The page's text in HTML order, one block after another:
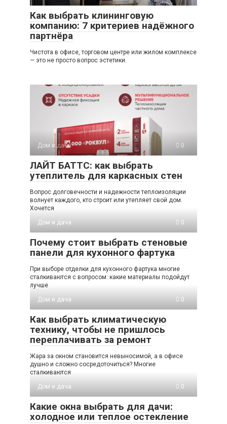
Как выбрать клининговую
компанию: 7 критериев надёжного
партнёра
Чистота в офисе, торговом центре или жилом комплексе
— это не просто вопрос эстетики.
Дом и дача 0
ЛАЙТ БАТТС: как выбрать
утеплитель для каркасных стен
Вопрос долговечности и надежности теплоизоляции
волнует каждого, кто строит или утепляет свой дом.
Хочется
Дом и дача
0
Почему стоит выбрать стеновые
панели для кухонного фартука
При выборе отделки для кухонного фартука многие
сталкиваются с вопросом: какие материалы подойдут
лучше
Дом и дача
0
Как выбрать климатическую
технику, чтобы не пришлось
переплачивать за ремонт
Жара за окном становится невыносимой, а в офисе
душно и сложно сосредоточиться? Многие
сталкиваются
Дом и дача
0
Какие окна выбрать для дачи:
холодное или теплое остекление